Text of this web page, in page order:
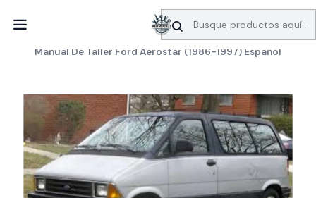
SERVICIO DE BÚSQUEDA DE INFORMACIÓN AUTOMOTRIZ
Manuales de taller Ford
Manual De Taller Ford Aerostar (1986-1997) Español